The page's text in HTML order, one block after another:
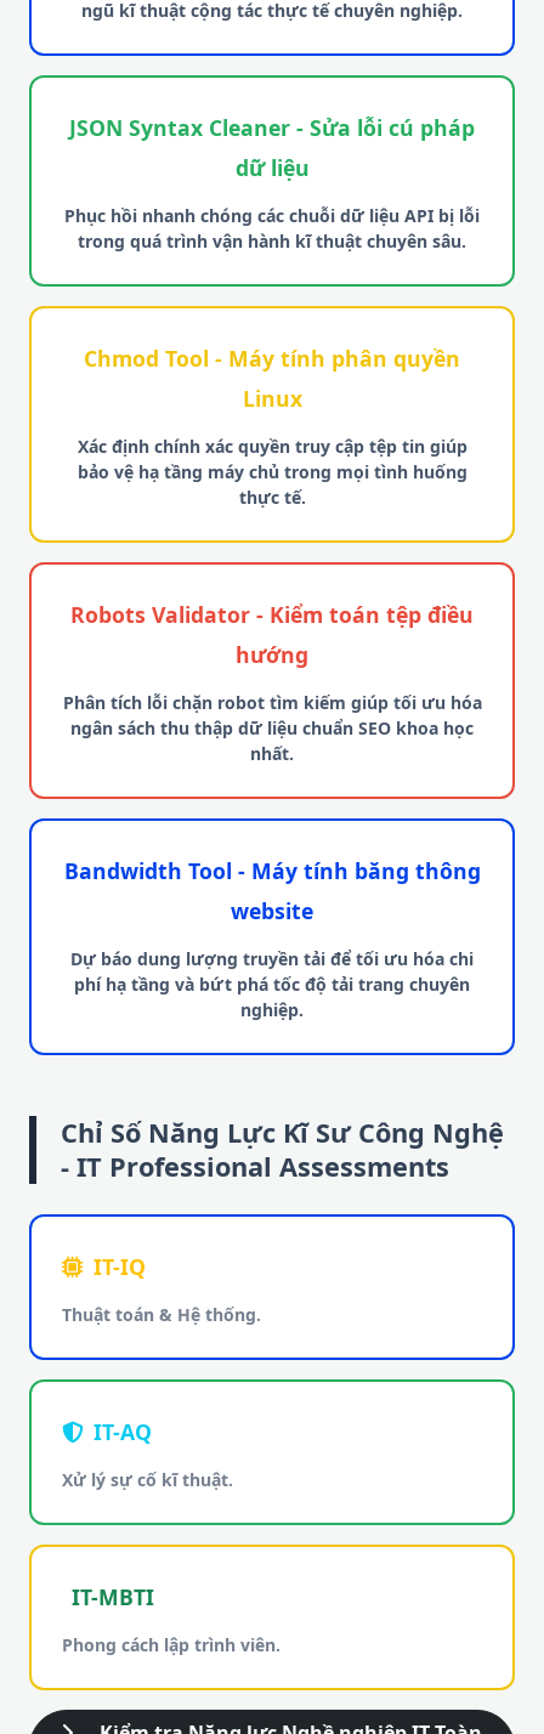
ngũ kĩ thuật cộng tác thực tế chuyên nghiệp.
JSON Syntax Cleaner - Sửa lỗi cú pháp
dữ liệu
Phục hồi nhanh chóng các chuỗi dữ liệu API bị lỗi
trong quá trình vận hành kĩ thuật chuyên sâu.
Chmod Tool - Máy tính phân quyền
Linux
Xác định chính xác quyền truy cập tệp tin giúp
bảo vệ hạ tầng máy chủ trong mọi tình huống
thực tế.
Robots Validator - Kiểm toán tệp điều
hướng
Phân tích lỗi chặn robot tìm kiếm giúp tối ưu hóa
ngân sách thu thập dữ liệu chuẩn SEO khoa học
nhất.
Bandwidth Tool - Máy tính băng thông
website
Dự báo dung lượng truyền tải để tối ưu hóa chi
phí hạ tầng và bứt phá tốc độ tải trang chuyên
nghiệp.
Chỉ Số Năng Lực Kĩ Sư Công Nghệ
- IT Professional Assessments
IT-IQ
Thuật toán & Hệ thống.
IT-AQ
Xử lý sự cố kĩ thuật.
IT-MBTI
Phong cách lập trình viên.